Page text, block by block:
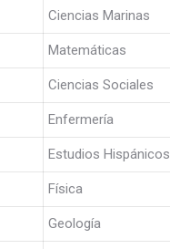
Ciencias Marinas
Matemáticas
Ciencias Sociales
Enfermería
Estudios Hispánicos
Física
Geología